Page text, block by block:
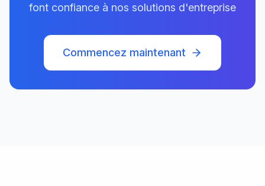
font confiance à nos solutions d'entreprise
Commencez maintenant